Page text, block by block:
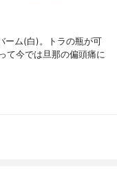
ーム(白)。トラの瓶が可
て今では旦那の偏頭痛に